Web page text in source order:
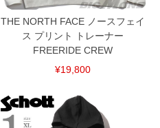
THE NORTH FACE ノースフェイ
ス プリント トレーナー
FREERIDE CREW
¥19,800